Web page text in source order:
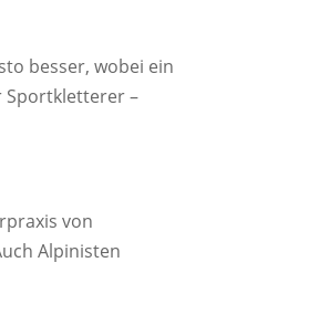
besser, wobei ein
Sportkletterer –
von
Alpinisten